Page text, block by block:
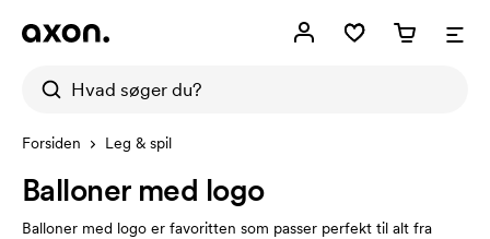
Forsiden Leg & spil
Balloner med logo
Balloner med logo er favoritten som passer perfekt til alt fra